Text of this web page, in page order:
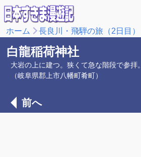
ホーム 長良川・飛騨の旅（2日目）
白龍稲荷神社
大岩の上に建つ。狭くて急な階段で参拝。
（岐阜県郡上市八幡町肴町）
前へ